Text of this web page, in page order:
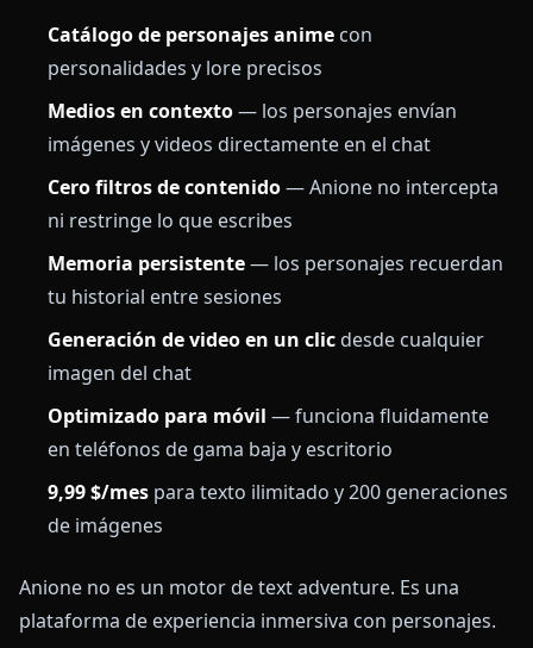
Catálogo de personajes anime con
personalidades y lore precisos
Medios en contexto— los personajes envían
imágenes y videos directamente en el chat
Cero filtros de contenido— Anione no intercepta
ni restringe lo que escribes
Memoria persistente— los personajes recuerdan
tu historial entre sesiones
Generación de video en un clic desde cualquier
imagen del chat
Optimizado para móvil — funciona fluidamente
en teléfonos de gama baja y escritorio
9,99 $/mes para texto ilimitado y 200 generaciones
de imágenes
Anione no es un motor de text adventure. Es una
plataforma de experiencia inmersiva con personajes.